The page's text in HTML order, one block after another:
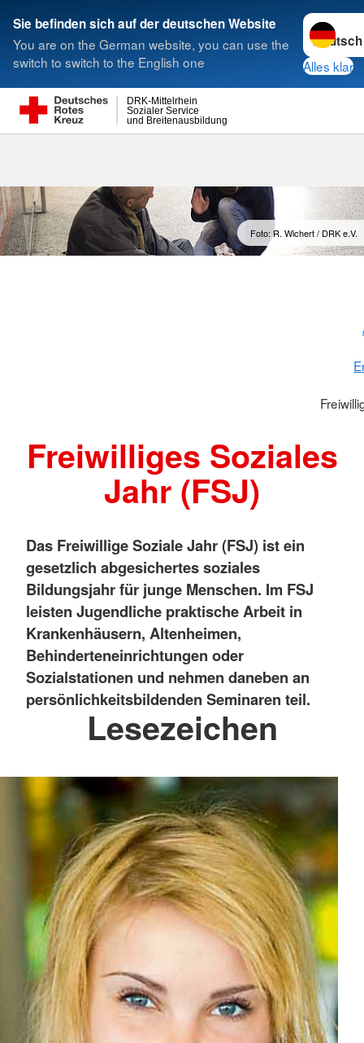
Sie befinden sich auf der deutschen Website
You are on the German website, you can use the
switch to switch to the English one
Sprache
Alles klar
und Breitenausbildung
Sozialer Service
DRK-Mittelrhein
Suche
Foto: R. Wichert / DRK e.V.
Freiwilliges Soziales
Jahr (FSJ)
Das Freiwillige Soziale Jahr (FSJ) ist ein
gesetzlich abgesichertes soziales
Bildungsjahr für junge Menschen. Im FSJ
leisten Jugendliche praktische Arbeit in
Krankenhäusern, Altenheimen,
Behinderteneinrichtungen oder
Sozialstationen und nehmen daneben an
persönlichkeitsbildenden Seminaren teil.
Lesezeichen